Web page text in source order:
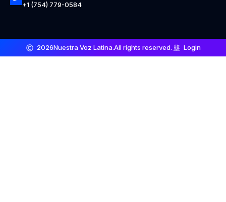
+1 (754) 779-0584
2026Nuestra Voz Latina.All rights reserved. Login